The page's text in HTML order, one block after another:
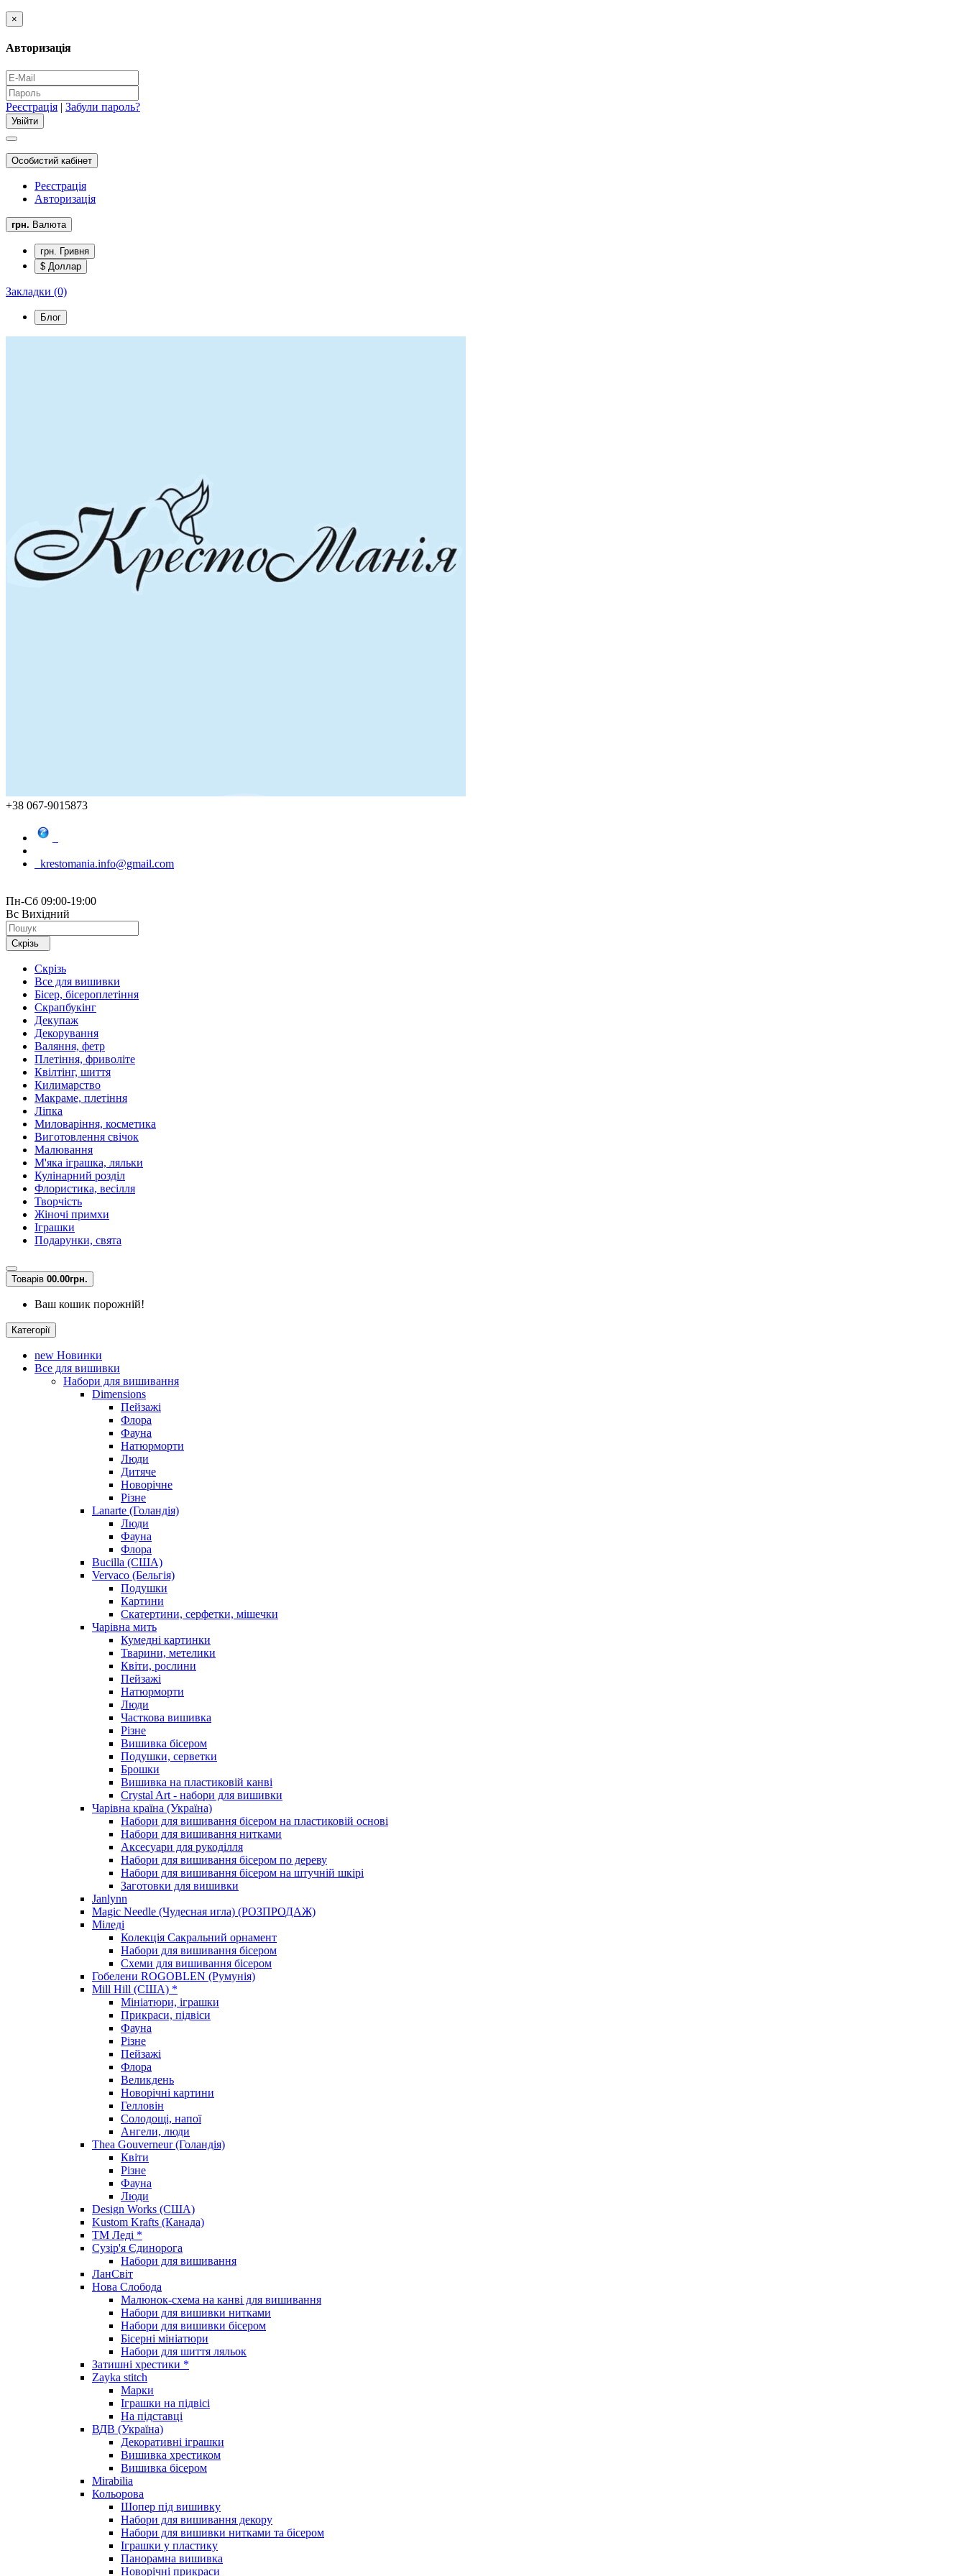
×
Авторизація
Реєстрація | Забули пароль?
Особистий кабінет
Реєстрація
Авторизація
грн. Валюта
грн. Гривня
$ Доллар
Закладки (0)
Блог
+38 067-9015873
krestomania.info@gmail.com
Пн-Сб 09:00-19:00
Вс Вихідний
Скрізь
Скрізь
Все для вишивки
Бісер, бісероплетіння
Скрапбукінг
Декупаж
Декорування
Валяння, фетр
Плетіння, фриволіте
Квілтінг, шиття
Килимарство
Макраме, плетіння
Ліпка
Миловаріння, косметика
Виготовлення свічок
Малювання
М'яка іграшка, ляльки
Кулінарний розділ
Флористика, весілля
Творчість
Жіночі примхи
Іграшки
Подарунки, свята
Товарів 00.00грн.
Ваш кошик порожній!
Категорії
new Новинки
Все для вишивки
Набори для вишивання
Dimensions
Пейзажі
Флора
Фауна
Натюрморти
Люди
Дитяче
Новорічне
Різне
Lanarte (Голандія)
Люди
Фауна
Флора
Bucilla (США)
Vervaco (Бельгія)
Подушки
Картини
Скатертини, серфетки, мішечки
Чарiвна мить
Кумедні картинки
Тварини, метелики
Квіти, рослини
Пейзажі
Натюрморти
Люди
Часткова вишивка
Різне
Вишивка бісером
Подушки, серветки
Брошки
Вишивка на пластиковій канві
Crystal Art - набори для вишивки
Чарівна країна (Україна)
Набори для вишивання бісером на пластиковій основі
Набори для вишивання нитками
Аксесуари для рукоділля
Набори для вишивання бісером по дереву
Набори для вишивання бісером на штучній шкірі
Заготовки для вишивки
Janlynn
Magic Needle (Чудесная игла) (РОЗПРОДАЖ)
Міледі
Колекція Сакральний орнамент
Набори для вишивання бісером
Схеми для вишивання бісером
Гобелени ROGOBLEN (Румунія)
Mill Hill (США) *
Мініатюри, іграшки
Прикраси, підвіси
Фауна
Різне
Пейзажі
Флора
Великдень
Новорічні картини
Гелловін
Солодощі, напої
Ангели, люди
Thea Gouverneur (Голандія)
Квіти
Різне
Фауна
Люди
Design Works (США)
Kustom Krafts (Канада)
ТМ Леді *
Сузір'я Єдинорога
Набори для вишивання
ЛанСвіт
Нова Слобода
Малюнок-схема на канві для вишивання
Набори для вишивки нитками
Набори для вишивки бісером
Бісерні мініатюри
Набори для шиття ляльок
Затишні хрестики *
Zayka stitch
Марки
Іграшки на підвісі
На підставці
ВДВ (Україна)
Декоративні іграшки
Вишивка хрестиком
Вишивка бісером
Mirabilia
Кольорова
Шопер під вишивку
Набори для вишивання декору
Набори для вишивки нитками та бісером
Іграшки у пластику
Панорамна вишивка
Новорічні прикраси